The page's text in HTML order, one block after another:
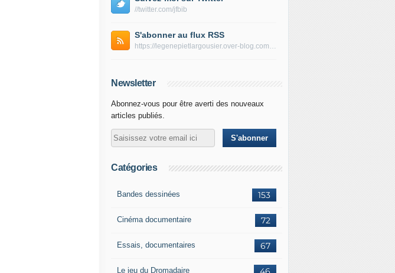
//twitter.com/jfbib
S'abonner au flux RSS
https://legenepietlargousier.over-blog.com/rss
Newsletter
Abonnez-vous pour être averti des nouveaux
articles publiés.
Catégories
153
Bandes dessinées
72
Cinéma documentaire
67
Essais, documentaires
Le jeu du Dromadaire